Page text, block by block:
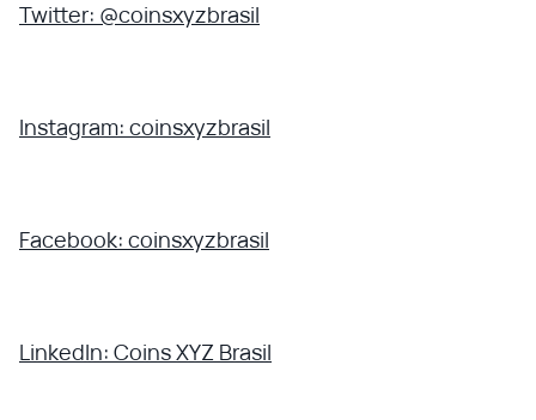
Twitter: @coinsxyzbrasil
Instagram: coinsxyzbrasil
Facebook: coinsxyzbrasil
LinkedIn: Coins XYZ Brasil